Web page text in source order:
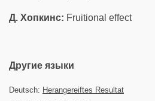
Д. Хопкинс: Fruitional effect
Другие языки
Deutsch: Herangereiftes Resultat